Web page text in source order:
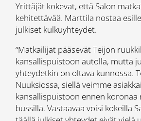
Yrittäjät kokevat, että Salon
kehitettävää. Marttila nostaa
julkiset kulkuyhteydet.
“Matkailijat pääsevät Teijon
kansallispuistoon autolla, mutta
yhteydetkin on oltava kunnossa.
Nuuksiossa, siellä veimme
kansallispuistoon ennen koronaa
bussilla. Vastaavaa voisi kokeilla